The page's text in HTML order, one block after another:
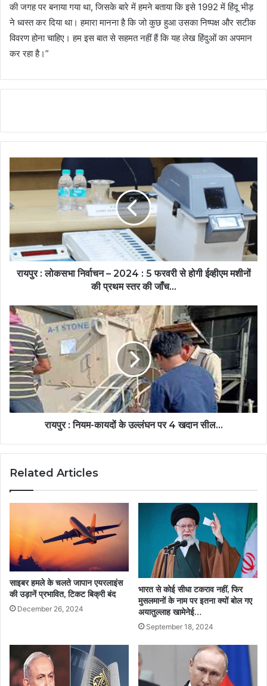
की जगह पर बनाया गया था, जिसके बारे में हमने बताया कि इसे 1992 में हिंदू भीड़
ने ध्वस्त कर दिया था। हमारा मानना है कि जो कुछ हुआ उसका निष्पक्ष और सटीक
विवरण होना चाहिए। हम इस बात से सहमत नहीं हैं कि यह लेख हिंदुओं का अपमान
कर रहा है।”
रायपुर : लोकसभा निर्वाचन – 2024 : 5 फरवरी से होगी ईव्हीएम मशीनों
की प्रथम स्तर की जाँच...
रायपुर : नियम-कायदों के उल्लंघन पर 4 खदान सील...
Related Articles
साइबर हमले के चलते जापान एयरलाइंस
की उड़ानें प्रभावित, टिकट बिक्री बंद
December 26, 2024
भारत से कोई सीधा टकराव नहीं, फिर
मुसलमानों के नाम पर इतना क्यों बोल गए
अयातुल्लाह खामेनेई…
September 18, 2024